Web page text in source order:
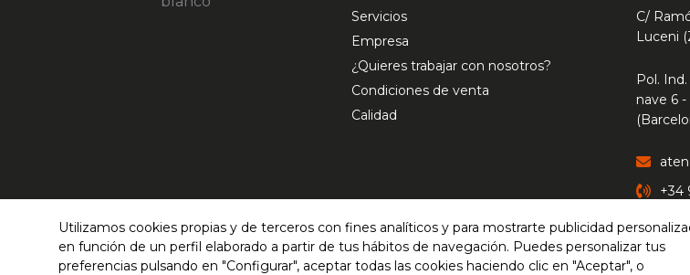
Servicios
Empresa
¿Quieres trabajar con nosotros?
Condiciones de venta
Calidad
C/
Luceni
Pol.
nave 6
+34
Utilizamos cookies propias y de terceros con fines analíticos y para mostrarte publicidad
en función de un perfil elaborado a partir de tus hábitos de navegación. Puedes personalizar tus
preferencias pulsando en "Configurar", aceptar todas las cookies haciendo clic en "Aceptar", o